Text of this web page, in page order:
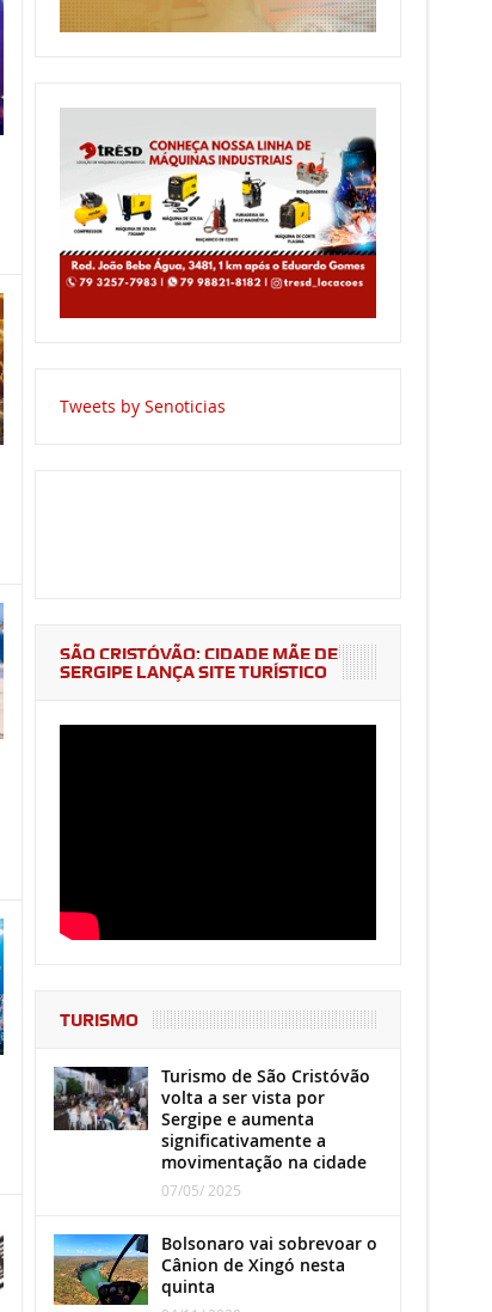
Tweets by Senoticias
SÃO CRISTÓVÃO: CIDADE MÃE DE
SERGIPE LANÇA SITE TURÍSTICO
TURISMO
Turismo de São Cristóvão
volta a ser vista por
Sergipe e aumenta
significativamente a
movimentação na cidade
07/05/ 2025
Bolsonaro vai sobrevoar o
Cânion de Xingó nesta
quinta